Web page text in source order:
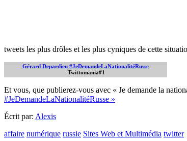
tweets les plus drôles et les plus cyniques de cette
Gérard Depardieu #JeDemandeLaNationalitéRusse
Twittomania#1
Et vous, que publierez-vous avec « Je demande la
#JeDemandeLaNationalitéRusse »
Écrit par: Alexis
affaire numérique russie Sites Web et Multimédia twitter